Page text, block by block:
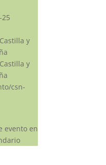
y
y
csn-
evento en